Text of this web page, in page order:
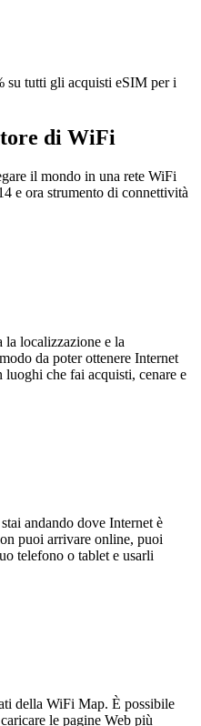
su tutti gli acquisti eSIM per i
di WiFi
il mondo in una rete WiFi
e ora strumento di connettività
localizzazione e la
da poter ottenere Internet
che fai acquisti, cenare e
andando dove Internet è
puoi arrivare online, puoi
telefono o tablet e usarli
della WiFi Map. È possibile
le pagine Web più